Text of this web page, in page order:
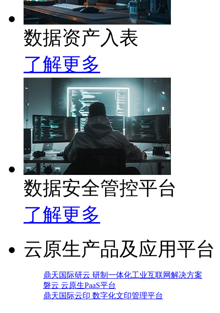
数据资产入表
了解更多
数据安全管控平台
了解更多
云原生产品及应用平台
鼎天国际研云 研制一体化工业互联网解决方案
磐云 云原生PaaS平台
鼎天国际云印 数字化文印管理平台